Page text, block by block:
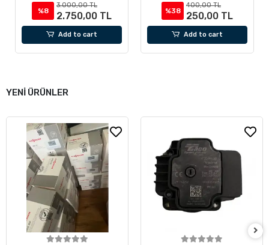
%8
3.000,00 TL
2.750,00 TL
Add to cart
%38
400,00 TL
250,00 TL
Add to cart
YENİ ÜRÜNLER